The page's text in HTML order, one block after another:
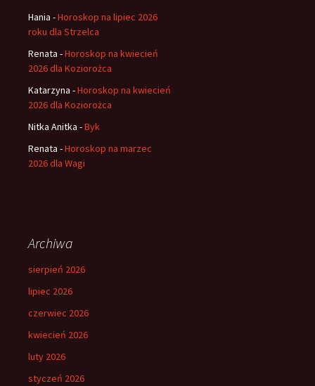
Hania -Horoskop na lipiec 2026
roku dla Strzelca
Renata -Horoskop na kwiecień
2026 dla Koziorożca
Katarzyna -Horoskop na kwiecień
2026 dla Koziorożca
Nitka Anitka -Byk
Renata -Horoskop na marzec
2026 dla Wagi
Archiwa
sierpień 2026
lipiec 2026
czerwiec 2026
kwiecień 2026
luty 2026
styczeń 2026